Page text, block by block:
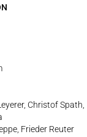
Christof Spath,
Frieder Reuter